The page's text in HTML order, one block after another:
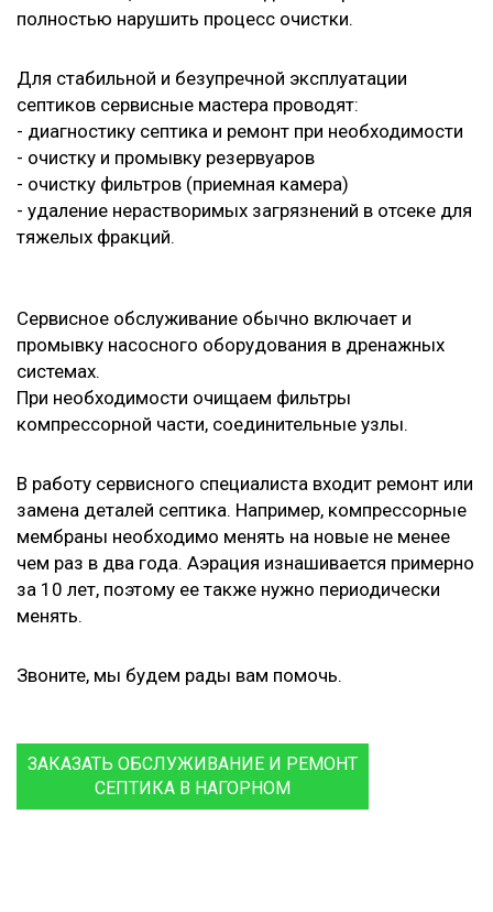
полностью нарушить процесс очистки.
Для стабильной и безупречной эксплуатации
септиков сервисные мастера проводят:
- диагностику септика и ремонт при необходимости
- очистку и промывку резервуаров
- очистку фильтров (приемная камера)
- удаление нерастворимых загрязнений в отсеке для
тяжелых фракций.
Сервисное обслуживание обычно включает и
промывку насосного оборудования в дренажных
системах.
При необходимости очищаем фильтры
компрессорной части, соединительные узлы.
В работу сервисного специалиста входит ремонт или
замена деталей септика. Например, компрессорные
мембраны необходимо менять на новые не менее
чем раз в два года. Аэрация изнашивается примерно
за 10 лет, поэтому ее также нужно периодически
менять.
Звоните, мы будем рады вам помочь.
ЗАКАЗАТЬ ОБСЛУЖИВАНИЕ И РЕМОНТ
СЕПТИКА В НАГОРНОМ